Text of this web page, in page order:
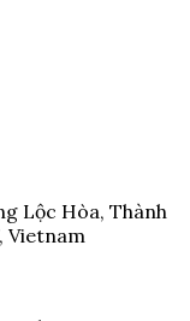
Lộc Hòa, Thành
Vietnam